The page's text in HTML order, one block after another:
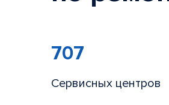
707
Сервисных центров